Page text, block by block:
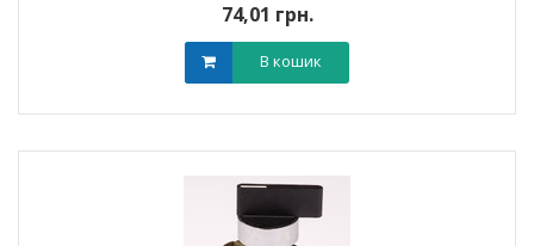
74,01 грн.
В кошик